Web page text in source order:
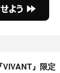
』限定